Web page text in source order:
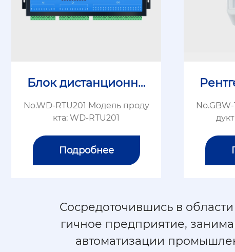
Блок дистанционно
го управления (RT
U)
No.WD-RTU201 Модель проду
кта: WD-RTU201
Подробнее
Сосредоточившись в
гичное предприятие,
автоматизации